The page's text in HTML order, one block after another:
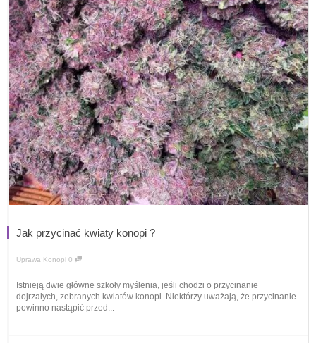
Jak przycinać kwiaty konopi ?
Uprawa Konopi 0
Istnieją dwie główne szkoły myślenia, jeśli chodzi o przycinanie
dojrzałych, zebranych kwiatów konopi. Niektórzy uważają, że przycinanie
powinno nastąpić przed...